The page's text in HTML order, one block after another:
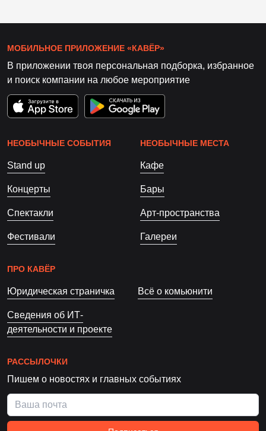
МОБИЛЬНОЕ ПРИЛОЖЕНИЕ «КАВЁР»
В приложении твоя персональная подборка, избранное
и поиск компании на любое мероприятие
НЕОБЫЧНЫЕ СОБЫТИЯ
Stand up
Концерты
Спектакли
Фестивали
НЕОБЫЧНЫЕ МЕСТА
Кафе
Бары
Арт-пространства
Галереи
ПРО КАВЁР
Юридическая страничка Всё о комьюнити
Сведения об ИТ-
деятельности и проекте
РАССЫЛОЧКИ
Пишем о новостях и главных событиях